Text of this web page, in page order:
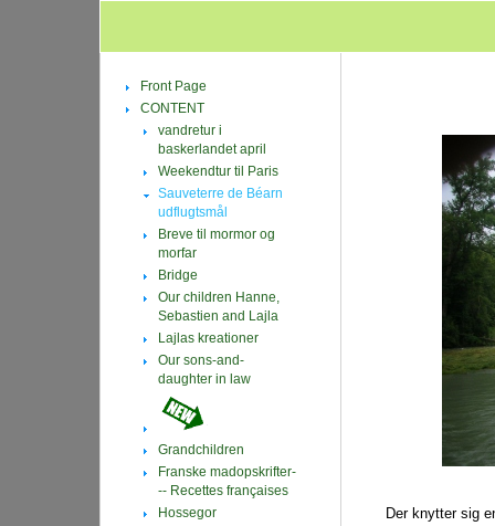
Front Page
CONTENT
vandretur i
baskerlandet april
Weekendtur til Paris
Sauveterre de Béarn
udflugtsmål
Breve til mormor og
morfar
Bridge
Our children Hanne,
Sebastien and Lajla
Lajlas kreationer
Our sons-and-
daughter in law
Grandchildren
Franske madopskrifter-
-- Recettes françaises
Hossegor
Der knytter sig